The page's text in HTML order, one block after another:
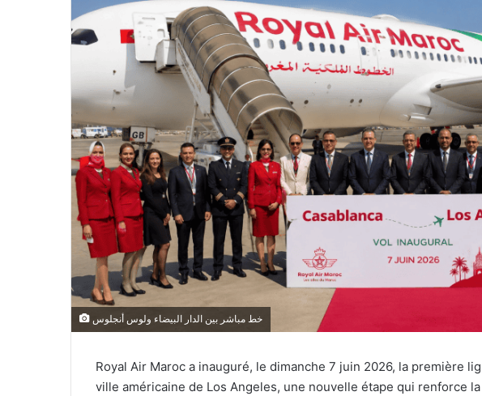
خط مباشر بين الدار البيضاء ولوس أنجلوس
Royal Air Maroc a inauguré, le dimanche 7 juin 2026, la première
ville américaine de Los Angeles, une nouvelle étape qui renforce